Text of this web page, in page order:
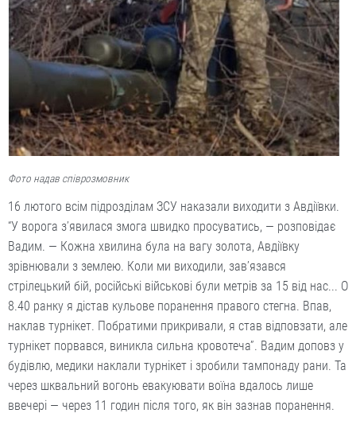
Фото надав співрозмовник
16 лютого всім підрозділам ЗСУ наказали виходити з Авдіївки.
“У ворога з’явилася змога швидко просуватись, — розповідає
Вадим. — Кожна хвилина була на вагу золота, Авдіївку
зрівнювали з землею. Коли ми виходили, зав’язався
стрілецький бій, російські військові були метрів за 15 від нас... О
8.40 ранку я дістав кульове поранення правого стегна. Впав,
наклав турнікет. Побратими прикривали, я став відповзати, але
турнікет порвався, виникла сильна кровотеча”. Вадим доповз у
будівлю, медики наклали турнікет і зробили тампонаду рани. Та
через шквальний вогонь евакуювати воїна вдалось лише
ввечері — через 11 годин після того, як він зазнав поранення.